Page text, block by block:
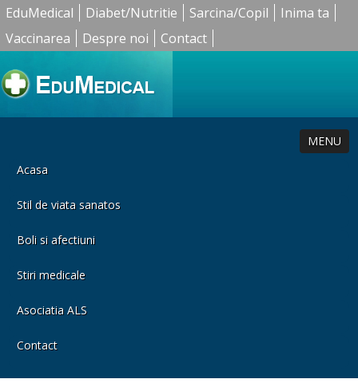
EduMedical Diabet/Nutritie Sarcina/Copil
Inima ta
Vaccinarea
Despre noi Contact
MENU
Acasa
Stil de viata sanatos
Boli si afectiuni
Stiri medicale
Asociatia ALS
Contact